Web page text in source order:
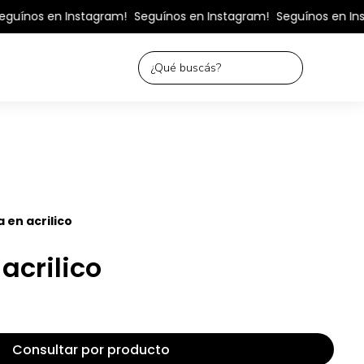
en Instagram! Seguínos en Instagram! Seguínos en
en acrilico
Consultar por producto